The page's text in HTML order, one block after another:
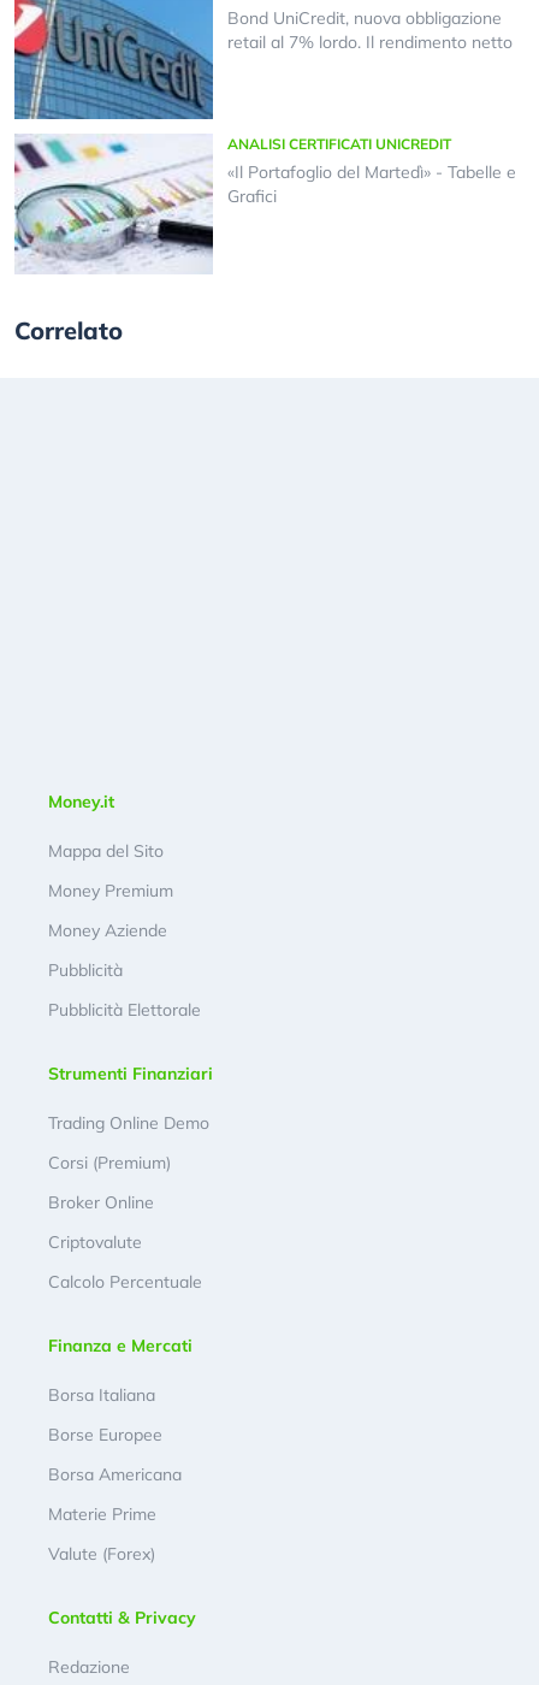
Bond UniCredit, nuova obbligazione
retail al 7% lordo. Il rendimento netto
ANALISI CERTIFICATI UNICREDIT
«Il Portafoglio del Martedì» - Tabelle e
Grafici
Correlato
Money.it
Mappa del Sito
Money Premium
Money Aziende
Pubblicità
Pubblicità Elettorale
Strumenti Finanziari
Trading Online Demo
Corsi (Premium)
Broker Online
Criptovalute
Calcolo Percentuale
Finanza e Mercati
Borsa Italiana
Borse Europee
Borsa Americana
Materie Prime
Valute (Forex)
Contatti & Privacy
Redazione